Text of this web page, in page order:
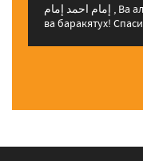
إمام احمد إمام , Ва алейкум ассалам ва рахматуЛлахи
ва баракятух!